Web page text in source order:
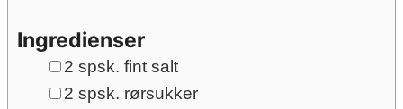
Ingredienser
▢
2 spsk. fint salt
▢
2 spsk. rørsukker